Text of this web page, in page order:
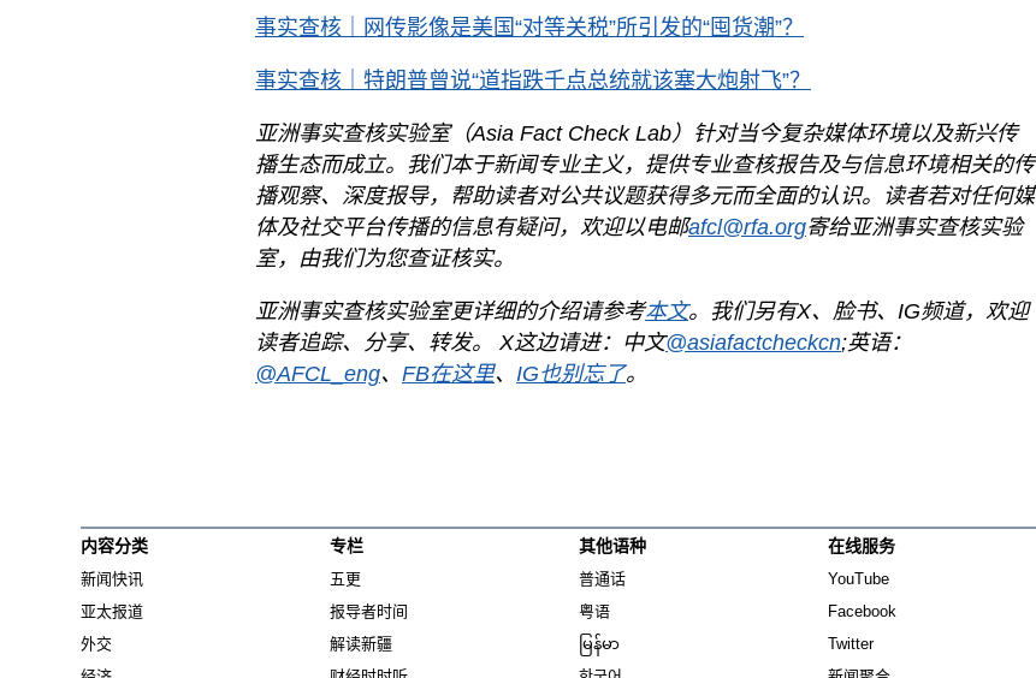
事实查核｜网传影像是美国“对等关税”所引发的“囤货潮”？
事实查核｜特朗普曾说“道指跌千点总统就该塞大炮射飞”？
亚洲事实查核实验室（Asia Fact Check Lab）针对当今复杂媒体环境以及新兴传
播生态而成立。我们本于新闻专业主义，提供专业查核报告及与信息环境相关的传
播观察、深度报导，帮助读者对公共议题获得多元而全面的认识。读者若对任何媒
体及社交平台传播的信息有疑问，欢迎以电邮afcl@rfa.org寄给亚洲事实查核实验
室，由我们为您查证核实。
亚洲事实查核实验室更详细的介绍请参考本文。我们另有X、脸书、IG频道，欢迎
读者追踪、分享、转发。 X这边请进：中文@asiafactcheckcn;英语：
@AFCL_eng、 FB在这里、 IG也别忘了。
内容分类
新闻快讯
亚太报道
外交
专栏
五更
报导者时间
解读新疆
其他语种
普通话
粤语
မြန်မာ
在线服务
YouTube
Facebook
Twitter